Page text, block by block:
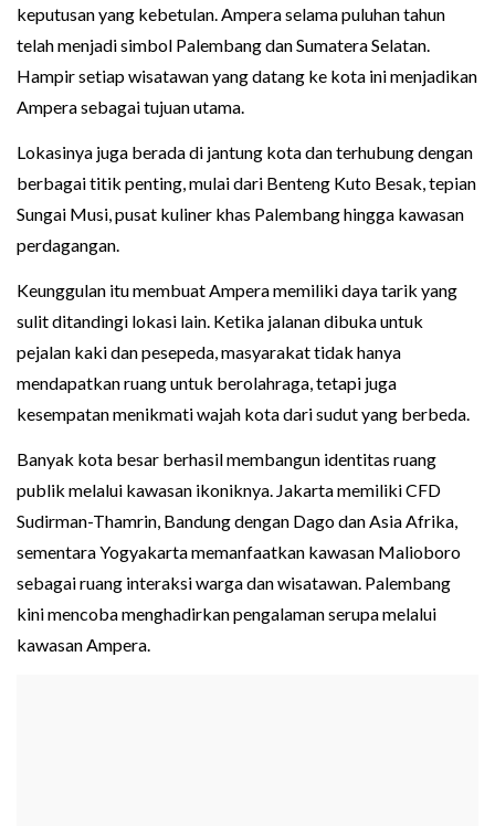
keputusan yang kebetulan. Ampera selama puluhan tahun
telah menjadi simbol Palembang dan Sumatera Selatan.
Hampir setiap wisatawan yang datang ke kota ini menjadikan
Ampera sebagai tujuan utama.
Lokasinya juga berada di jantung kota dan terhubung dengan
berbagai titik penting, mulai dari Benteng Kuto Besak, tepian
Sungai Musi, pusat kuliner khas Palembang hingga kawasan
perdagangan.
Keunggulan itu membuat Ampera memiliki daya tarik yang
sulit ditandingi lokasi lain. Ketika jalanan dibuka untuk
pejalan kaki dan pesepeda, masyarakat tidak hanya
mendapatkan ruang untuk berolahraga, tetapi juga
kesempatan menikmati wajah kota dari sudut yang berbeda.
Banyak kota besar berhasil membangun identitas ruang
publik melalui kawasan ikoniknya. Jakarta memiliki CFD
Sudirman-Thamrin, Bandung dengan Dago dan Asia Afrika,
sementara Yogyakarta memanfaatkan kawasan Malioboro
sebagai ruang interaksi warga dan wisatawan. Palembang
kini mencoba menghadirkan pengalaman serupa melalui
kawasan Ampera.